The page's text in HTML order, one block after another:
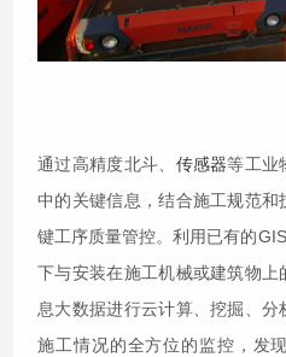
通过高精度北斗、 传感器等工业
中的关键信息，结合施工规范
键工序质量管控。利用已有的
下与安装在施工机械或建筑物
息大数据进行云计算、挖掘、
施工情况的全方位的监控，发